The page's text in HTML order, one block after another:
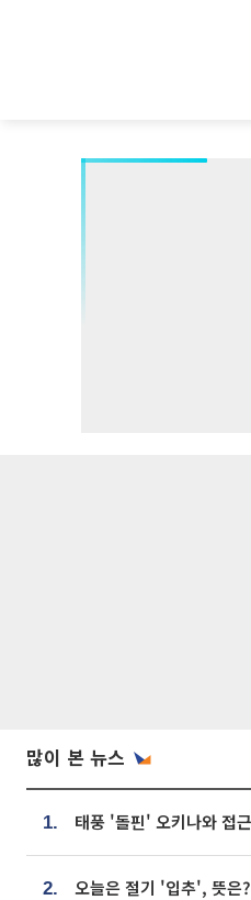
많이 본 뉴스
1.
2. 오늘은 절기 '입추', 뜻은?